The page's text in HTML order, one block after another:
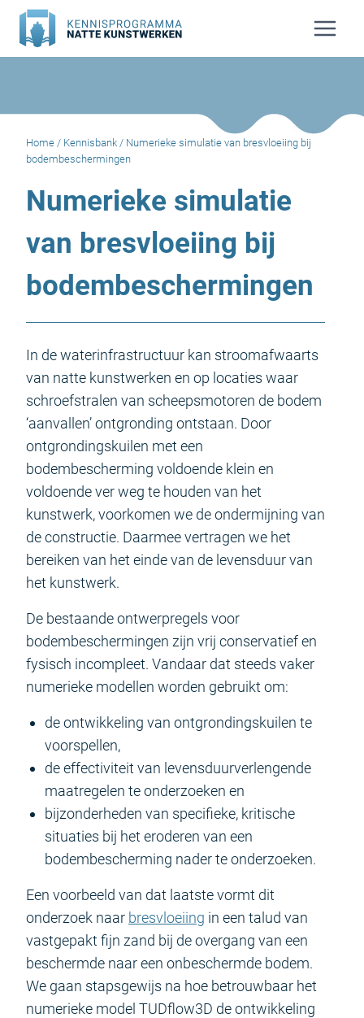
Doorgaan
naar
inhoud
Home / Kennisbank / Numerieke simulatie van bresvloeiing bij
bodembeschermingen
Numerieke simulatie
van bresvloeiing bij
bodembeschermingen
In de waterinfrastructuur kan stroomafwaarts
van natte kunstwerken en op locaties waar
schroefstralen van scheepsmotoren de bodem
‘aanvallen’ ontgronding ontstaan. Door
ontgrondingskuilen met een
bodembescherming voldoende klein en
voldoende ver weg te houden van het
kunstwerk, voorkomen we de ondermijning van
de constructie. Daarmee vertragen we het
bereiken van het einde van de levensduur van
het kunstwerk.
De bestaande ontwerpregels voor
bodembeschermingen zijn vrij conservatief en
fysisch incompleet. Vandaar dat steeds vaker
numerieke modellen worden gebruikt om:
de ontwikkeling van ontgrondingskuilen te
voorspellen,
de effectiviteit van levensduurverlengende
maatregelen te onderzoeken en
bijzonderheden van specifieke, kritische
situaties bij het eroderen van een
bodembescherming nader te onderzoeken.
Een voorbeeld van dat laatste vormt dit
onderzoek naar bresvloeiing in een talud van
vastgepakt fijn zand bij de overgang van een
beschermde naar een onbeschermde bodem.
We gaan stapsgewijs na hoe betrouwbaar het
numerieke model TUDflow3D de ontwikkeling